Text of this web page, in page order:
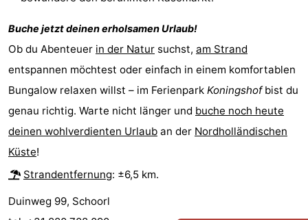
Zandvoort
Südholland
Leiden
Bollenstreek
-
Natur
Hollands
-
Noordwijk
-
Katwijk
Buche jetzt deinen erholsamen Urlaub!
Ob du Abenteuer in der Natur suchst, am Strand
entspannen möchtest oder einfach in einem komfortablen
Bungalow relaxen willst – im Ferienpark Koningshofbist du
genau richtig. Warte nicht länger und buche noch heute
deinen wohlverdienten Urlaub an der Nordholländischen
Küste!
Strandentfernung: ±6,5 km.
Duinweg 99, Schoorl